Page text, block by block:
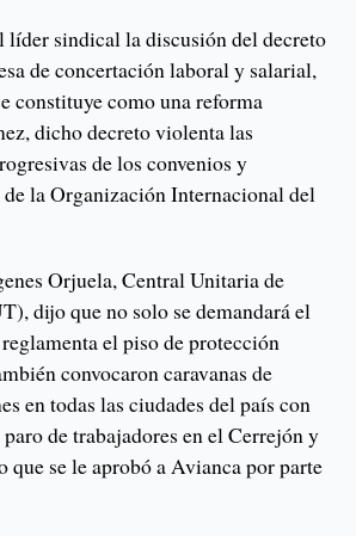
líder sindical la discusión del decreto
de concertación laboral y salarial,
constituye como una reforma
dicho decreto violenta las
de los convenios y
la Organización Internacional del
Orjuela, Central Unitaria de
dijo que no solo se demandará el
el piso de protección
convocaron caravanas de
en todas las ciudades del país con
de trabajadores en el Cerrejón y
que se le aprobó a Avianca por parte